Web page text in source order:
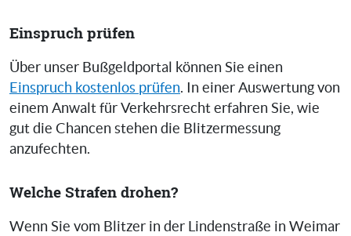
Einspruch prüfen
Über unser Bußgeldportal können Sie einen
Einspruch kostenlos prüfen. In einer Auswertung von
einem Anwalt für Verkehrsrecht erfahren Sie, wie
gut die Chancen stehen die Blitzermessung
anzufechten.
Welche Strafen drohen?
Wenn Sie vom Blitzer in der Lindenstraße in Weimar